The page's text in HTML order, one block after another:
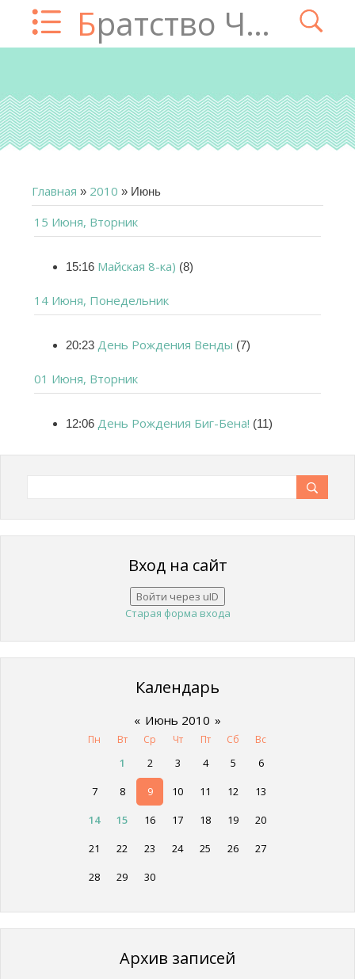
Братство Чатца
Главная » 2010 » Июнь
15 Июня, Вторник
15:16 Майская 8-ка) (8)
14 Июня, Понедельник
20:23 День Рождения Венды (7)
01 Июня, Вторник
12:06 День Рождения Биг-Бена! (11)
Вход на сайт
Войти через uID
Старая форма входа
Календарь
« Июнь 2010 »
Пн Вт Ср Чт Пт Сб Вс
1 2 3 4 5
6
7
8 9 10 11 12
13
14
15 16 17 18 19
20
21
22 23 24 25 26
27
28
29 30
Архив записей